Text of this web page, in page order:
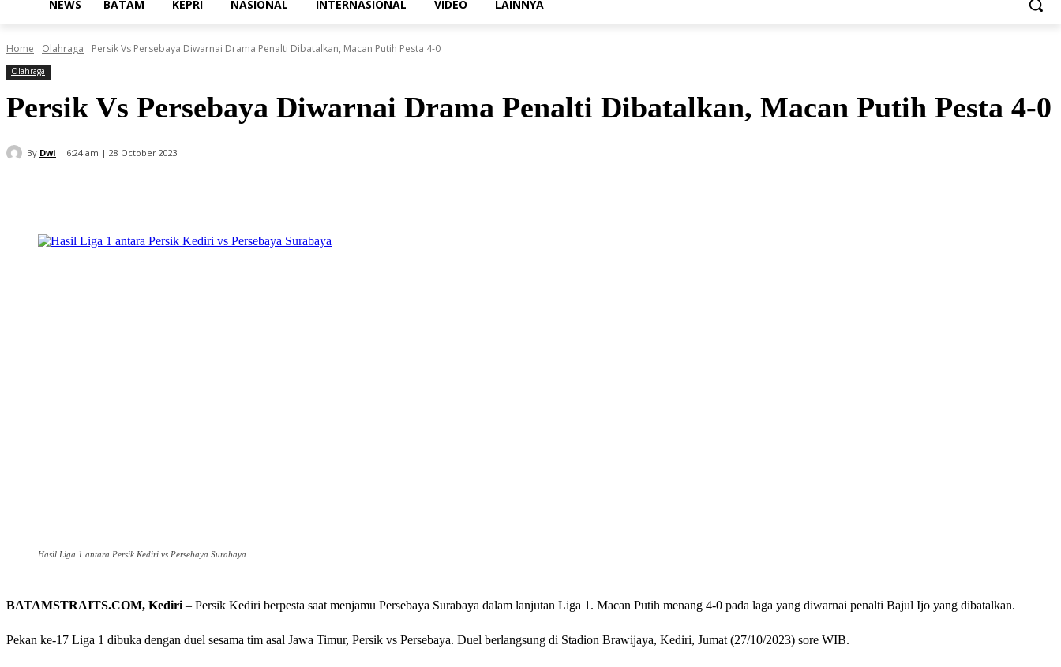
NEWS BATAM KEPRI NASIONAL INTERNASIONAL VIDEO LAINNYA
Home Olahraga Persik Vs Persebaya Diwarnai Drama Penalti Dibatalkan, Macan Putih Pesta 4-0
Olahraga
Persik Vs Persebaya Diwarnai Drama Penalti Dibatalkan, Macan Putih Pesta 4-0
By Dwi 6:24 am | 28 October 2023
Hasil Liga 1 antara Persik Kediri vs Persebaya Surabaya
BATAMSTRAITS.COM, Kediri – Persik Kediri berpesta saat menjamu Persebaya Surabaya dalam lanjutan Liga 1. Macan Putih menang 4-0 pada laga yang diwarnai penalti Bajul Ijo yang dibatalkan.
Pekan ke-17 Liga 1 dibuka dengan duel sesama tim asal Jawa Timur, Persik vs Persebaya. Duel berlangsung di Stadion Brawijaya, Kediri, Jumat (27/10/2023) sore WIB.